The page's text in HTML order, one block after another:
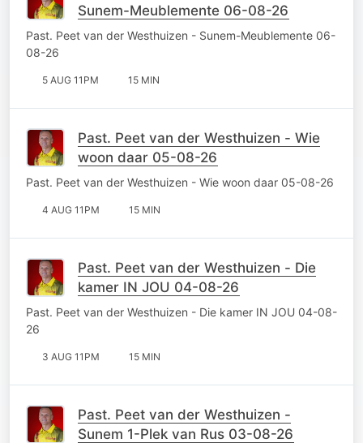
Sunem-Meublemente 06-08-26
Past. Peet van der Westhuizen - Sunem-Meublemente 06-
08-26
5 AUG 11PM 15 MIN
Past. Peet van der Westhuizen - Wie
woon daar 05-08-26
Past. Peet van der Westhuizen - Wie woon daar 05-08-26
4 AUG 11PM 15 MIN
Past. Peet van der Westhuizen - Die
kamer IN JOU 04-08-26
Past. Peet van der Westhuizen - Die kamer IN JOU 04-08-
26
3 AUG 11PM 15 MIN
Past. Peet van der Westhuizen -
Sunem 1-Plek van Rus 03-08-26